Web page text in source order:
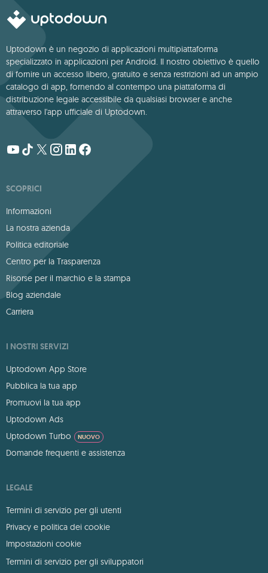
Uptodown è un negozio di applicazioni multipiattaforma
specializzato in applicazioni per Android. Il nostro obiettivo è quello
di fornire un accesso libero, gratuito e senza restrizioni ad un ampio
catalogo di app, fornendo al contempo una piattaforma di
distribuzione legale accessibile da qualsiasi browser e anche
attraverso l'app ufficiale di Uptodown.
SCOPRICI
Informazioni
La nostra azienda
Politica editoriale
Centro per la Trasparenza
Risorse per il marchio e la stampa
Blog aziendale
Carriera
I NOSTRI SERVIZI
Uptodown App Store
Pubblica la tua app
Promuovi la tua app
Uptodown Ads
Uptodown Turbo
NUOVO
Domande frequenti e assistenza
LEGALE
Termini di servizio per gli utenti
Privacy e politica dei cookie
Impostazioni cookie
Termini di servizio per gli sviluppatori